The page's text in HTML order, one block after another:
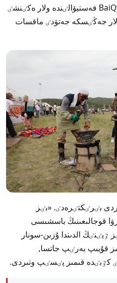
ۇيىمداستىرىلعان العاشقى BaiQymyz فەستيۆالٸندە ولار ەكٸنشٸ
ولار جەڭٸسكە جەتۋدٸ ماقسات
بٸرٸكتٸرەدٸ. «بٸز
قوجالىعىنىڭ باسشىسى
الدىندا ۇزىن-سونار
قۇيىپ بەرٸپ جاتسا,
قىمىز پٸسٸپ وتىردى.